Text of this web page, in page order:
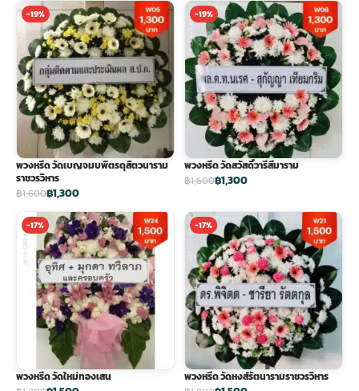
-19%
พวงหรีด วัดเบญจมบพิตรดุสิตวนาราม
ราชวรวิหาร
฿1,600฿1,300
-19%
พวงหรีด วัดสวัสดิ์วารีสีมาราม
฿1,600฿1,300
-17%
พวงหรีด วัดใหม่ทองเสน
-17%
พวงหรีด วัดหงส์รัตนารามราชวรวิหาร